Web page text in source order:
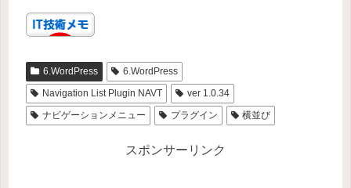
6.WordPress
6.WordPress
Navigation List Plugin NAVT
ver 1.0.34
ナビゲーションメニュー
プラグイン 横並び
スポンサーリンク